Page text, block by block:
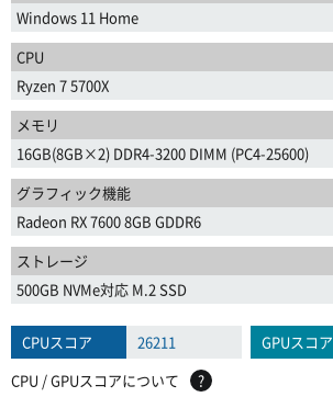
Windows 11 Home
CPU
Ryzen 7 5700X
メモリ
16GB(8GB×2) DDR4-3200 DIMM (PC4-25600)
グラフィック機能
Radeon RX 7600 8GB GDDR6
ストレージ
500GB NVMe対応 M.2 SSD
CPUスコア 26211 GPUスコア
CPU / GPUスコアについて
?